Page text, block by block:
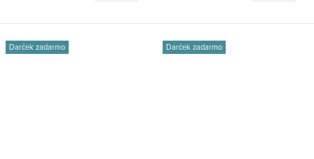
Darček zadarmo Darček zadarmo